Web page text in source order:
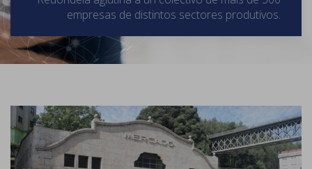
empresas de distintos sectores produtivos.